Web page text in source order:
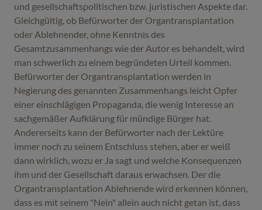
und gesellschaftspolitischen bzw. juristischen Aspekte dar.
Gleichgültig, ob Befürworter der Organtransplantation
oder Ablehnender, ohne Kenntnis des
Gesamtzusammenhangs wie der Autor es behandelt, wird
man schwerlich zu einem begründeten Urteil kommen.
Befürworter der Organtransplantation werden in
Negierung des genannten Zusammenhangs leicht Opfer
einer einschlägigen Propaganda, die wenig Interesse an
sachgemäßer Aufklärung für mündige Bürger hat.
Andererseits kann der Befürworter nach der Lektüre
immer noch zu seinem Entschluss stehen, aber er weiß
dann wirklich, wozu er Ja sagt und welche Konsequenzen
ihm und der Gesellschaft daraus erwachsen. Der die
Organtransplantation Ablehnende wird erkennen können,
dass es mit seinem "Nein" allein auch nicht getan ist, dass